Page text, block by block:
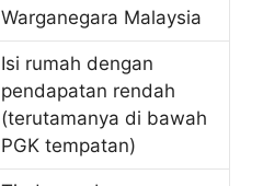
Warganegara Malaysia
Isi rumah dengan
pendapatan rendah
(terutamanya di bawah
PGK tempatan)